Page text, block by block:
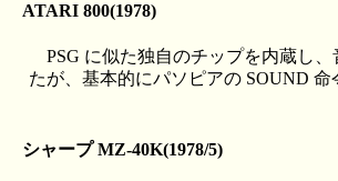
ATARI 800(1978)
PSG に似た独自のチップを内蔵し
たが、基本的にパソピアの SOUND
シャープ MZ-40K(1978/5)